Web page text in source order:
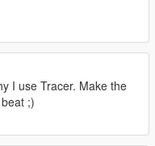
I use Tracer. Make the
;)